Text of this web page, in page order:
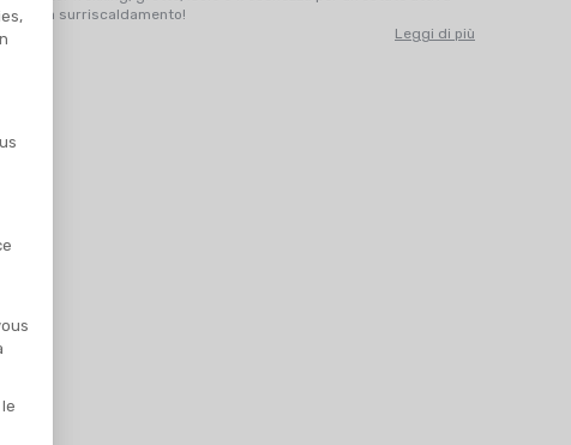
senza surriscaldamento!
Leggi di più